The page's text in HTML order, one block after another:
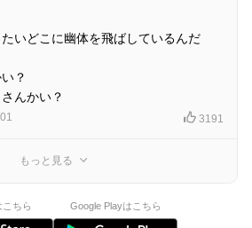
いどこに幽体を飛ばしているんだ
？
んかい？
3191
もっと見る
こちら Google Playはこちら